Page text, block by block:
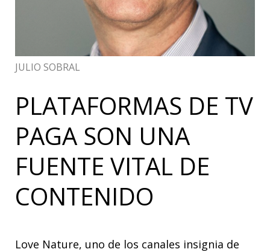
JULIO SOBRAL
PLATAFORMAS DE TV
PAGA SON UNA
FUENTE VITAL DE
CONTENIDO
Love Nature, uno de los canales insignia de